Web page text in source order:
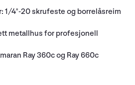
1/4"-20 skrufeste og borrelåsreim
metallhus for profesjonell
Ray 360c og Ray 660c